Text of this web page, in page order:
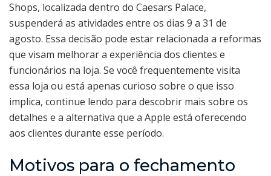
Shops, localizada dentro do Caesars Palace,
suspenderá as atividades entre os dias 9 a 31 de
agosto. Essa decisão pode estar relacionada a reformas
que visam melhorar a experiência dos clientes e
funcionários na loja. Se você frequentemente visita
essa loja ou está apenas curioso sobre o que isso
implica, continue lendo para descobrir mais sobre os
detalhes e a alternativa que a Apple está oferecendo
aos clientes durante esse período.
Motivos para o fechamento